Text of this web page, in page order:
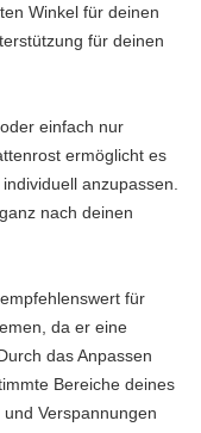
Winkel für deinen
für deinen
einfach nur
ermöglicht es
anzupassen.
nach deinen
für
da er eine
das Anpassen
Bereiche deines
Verspannungen